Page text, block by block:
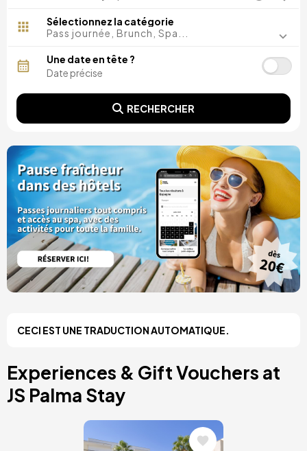
Malaga, Espagne
Costa del Sol, Espagne
Tarragone, Espagne
Tenerife, Espagne
Alicante, Espagne
Séville, Espagne
Pontevedra, Espagne
Lisbonne, Portugal
Minorque, Espagne
Girona, Espagne
Grande Canarie, Espagne
Rome, Italie
Valence, Espagne
Grenade, Espagne
Porto, Portugal
Punta Cana, République dominicaine
Caceres, Espagne
Parres, Espagne
Bilbao, Espagne
Nice, France
Sélectionnez la catégorie
Pass journée, Brunch, Spa...
Une date en tête ?
RECHERCHER
CECI EST UNE TRADUCTION AUTOMATIQUE.
Experiences & Gift Vouchers at
JS Palma Stay
Image